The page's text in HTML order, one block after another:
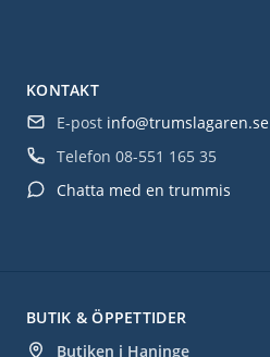
BUTIK & ÖPPETTIDER
Butiken i Haninge
KONTAKT
E-post info@trumslagaren.se
Telefon 08-551 165 35
Chatta med en trummis